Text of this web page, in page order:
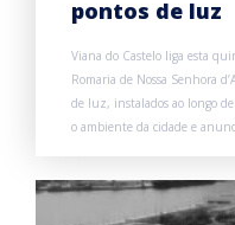
pontos de luz
Viana do Castelo liga esta
Romaria de Nossa Senhora
de luz, instalados ao longo
o ambiente da cidade e